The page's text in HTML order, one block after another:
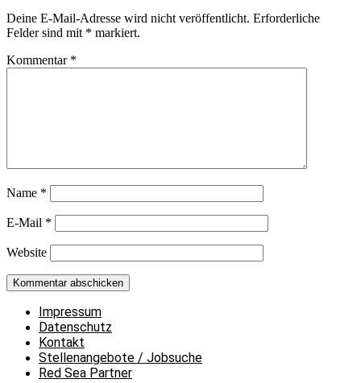
Deine E-Mail-Adresse wird nicht veröffentlicht. Erforderliche
Felder sind mit * markiert.
Kommentar *
Name *
E-Mail *
Website
Impressum
Datenschutz
Kontakt
Stellenangebote / Jobsuche
Red Sea Partner